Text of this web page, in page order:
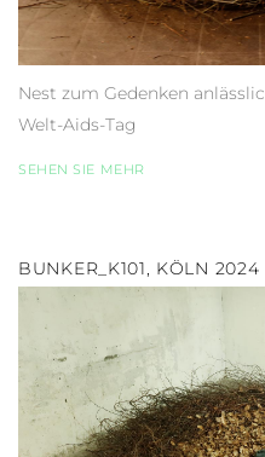
Nest zum Gedenken
Welt-Aids-Tag
SEHEN SIE MEHR
BUNKER_K101, KÖLN 2024